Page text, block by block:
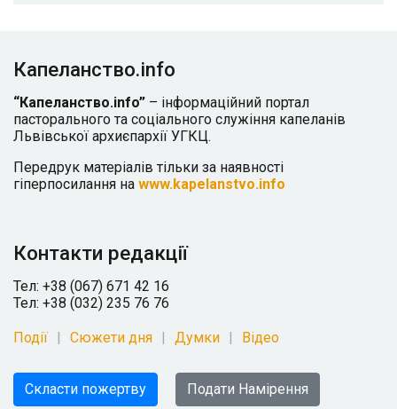
Капеланство.info
“Капеланство.info” – інформаційний портал
пасторального та соціального служіння капеланів
Львівської архиєпархії УГКЦ.
Передрук матеріалів тільки за наявності
гіперпосилання на www.kapelanstvo.info
Контакти редакції
Тел: +38 (067) 671 42 16
Тел: +38 (032) 235 76 76
Події Сюжети дня Думки Відео
Скласти пожертву Подати Намірення